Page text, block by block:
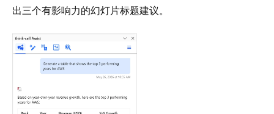
出三个有影响力的幻灯片标题建议。